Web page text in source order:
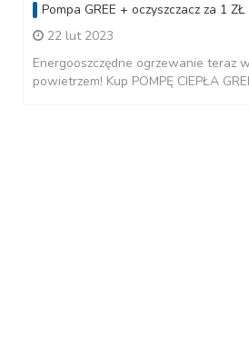
Pompa GREE + oczyszczacz za 1 ZŁ
22 lut 2023
Energooszczędne ogrzewanie teraz
powietrzem! Kup POMPĘ CIEPŁA